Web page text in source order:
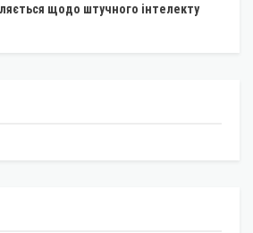
щодо штучного інтелекту